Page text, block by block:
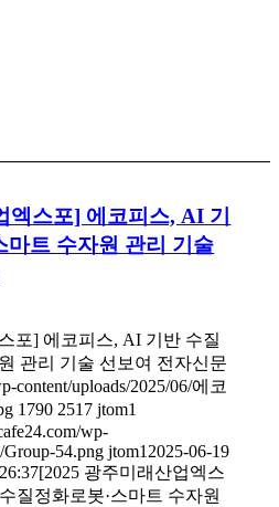
엑스포] 에코피스, AI 기
마트 수자원 관리 기술
포] 에코피스, AI 기반 수질
관리 기술 선보여 전자신문
content/uploads/2025/06/에코
1790 2517 jtom1
wp-
Group-54.png jtom1 2025-06-19
[2025 광주미래산업엑스
질정화로봇·스마트 수자원